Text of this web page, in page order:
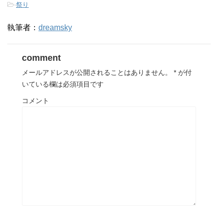
-祭り
執筆者： dreamsky
comment
メールアドレスが公開されることはありません。 * が付
いている欄は必須項目です
コメント